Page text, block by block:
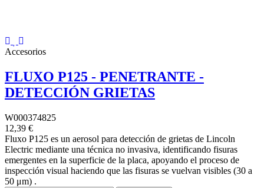
Accesorios
FLUXO P125 - PENETRANTE -
DETECCIÓN GRIETAS
W000374825
12,39 €
Fluxo P125 es un aerosol para detección de grietas de Lincoln
Electric mediante una técnica no invasiva, identificando fisuras
emergentes en la superficie de la placa, apoyando el proceso de
inspección visual haciendo que las fisuras se vuelvan visibles (30 a
50 μm) .